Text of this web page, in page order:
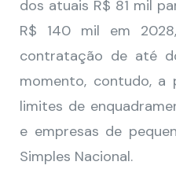
dos atuais R$ 81 mil
R$ 140 mil em
contratação de até
momento, contudo,
limites de
e empresas de
Simples Nacional.